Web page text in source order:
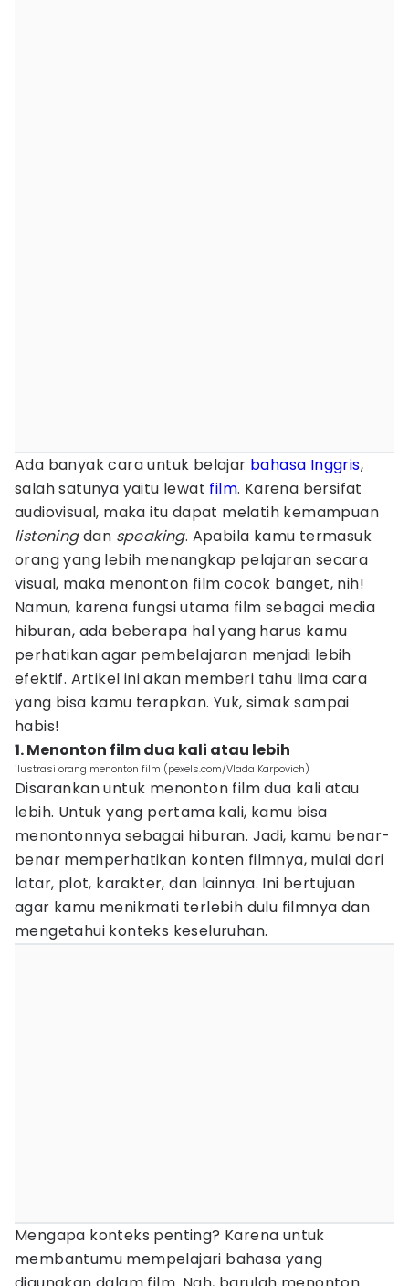
Ada banyak cara untuk belajar bahasa Inggris,
salah satunya yaitu lewat film. Karena bersifat
audiovisual, maka itu dapat melatih kemampuan
listeningdan speaking. Apabila kamu termasuk
orang yang lebih menangkap pelajaran secara
visual, maka menonton film cocok banget, nih!
Namun, karena fungsi utama film sebagai media
hiburan, ada beberapa hal yang harus kamu
perhatikan agar pembelajaran menjadi lebih
efektif. Artikel ini akan memberi tahu lima cara
yang bisa kamu terapkan. Yuk, simak sampai
habis!
1. Menonton film dua kali atau lebih
ilustrasi orang menonton film (pexels.com/Vlada Karpovich)
Disarankan untuk menonton film dua kali atau
lebih. Untuk yang pertama kali, kamu bisa
menontonnya sebagai hiburan. Jadi, kamu benar-
benar memperhatikan konten filmnya, mulai dari
latar, plot, karakter, dan lainnya. Ini bertujuan
agar kamu menikmati terlebih dulu filmnya dan
mengetahui konteks keseluruhan.
Mengapa konteks penting? Karena untuk
membantumu mempelajari bahasa yang